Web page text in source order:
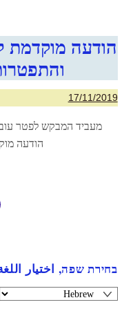
הודעה מוקדמת
17/11/2019
מעביד המבקש לפטר
הודעה
בחירת שפה, اختيار